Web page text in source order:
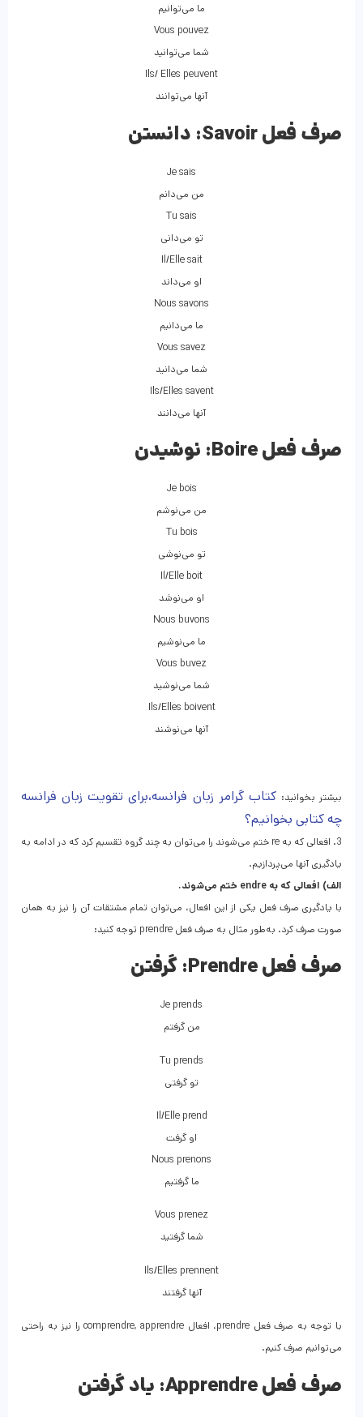
ما می‌توانیم
Vous pouvez
شما می‌توانید
Ils/ Elles peuvent
آنها می‌توانند
صرف فعل Savoir: دانستن
Je sais
من می‌دانم
Tu sais
تو می‌دانی
Il/Elle sait
او می‌داند
Nous savons
ما می‌دانیم
Vous savez
شما می‌دانید
Ils/Elles savent
آنها می‌دانند
صرف فعل Boire: نوشیدن
Je bois
من می‌نوشم
Tu bois
تو می‌نوشی
Il/Elle boit
او می‌نوشد
Nous buvons
ما می‌نوشیم
Vous buvez
شما می‌نوشید
Ils/Elles boivent
آنها می‌نوشند
بیشتر بخوانید: کتاب گرامر زبان فرانسه،برای تقویت زبان فرانسه
چه کتابی بخوانیم؟
3. افعالی که به re ختم می‌شوند را می‌توان به چند گروه تقسیم کرد که در ادامه به
یادگیری آنها می‌پردازیم.
الف) افعالی که به endre ختم می‌شوند.
با یادگیری صرف فعل یکی از این افعال، می‌توان تمام مشتقات آن را نیز به همان
صورت صرف کرد. به‌طور مثال به صرف فعل prendre توجه کنید:
صرف فعل Prendre: گرفتن
Je prends
من گرفتم
Tu prends
تو گرفتی
Il/Elle prend
او گرفت
Nous prenons
ما گرفتیم
Vous prenez
شما گرفتید
Ils/Elles prennent
آنها گرفتند
با توجه به صرف فعل prendre، افعال comprendre, apprendre را نیز به راحتی
می‌توانیم صرف کنیم.
صرف فعل Apprendre: یاد گرفتن